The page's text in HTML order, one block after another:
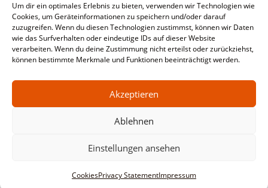
Um dir ein optimales Erlebnis zu bieten, verwenden wir Technologien wie
Cookies, um Geräteinformationen zu speichern und/oder darauf
zuzugreifen. Wenn du diesen Technologien zustimmst, können wir Daten
wie das Surfverhalten oder eindeutige IDs auf dieser Website
verarbeiten. Wenn du deine Zustimmung nicht erteilst oder zurückziehst,
können bestimmte Merkmale und Funktionen beeinträchtigt werden.
Akzeptieren
Ablehnen
Einstellungen ansehen
CookiesPrivacy StatementImpressum